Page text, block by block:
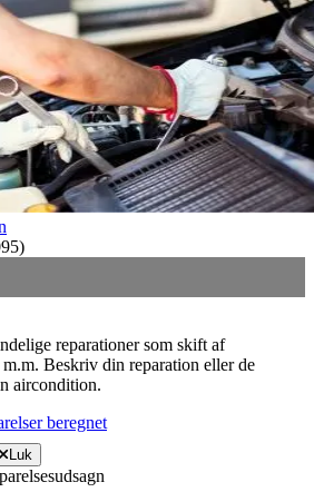
)
reparationer som skift af
Beskriv din reparation eller de
aircondition.
beregnet
Luk